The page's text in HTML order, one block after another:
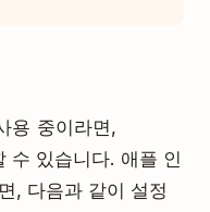
용 중이라면,
수 있습니다. 애플 인
, 다음과 같이 설정